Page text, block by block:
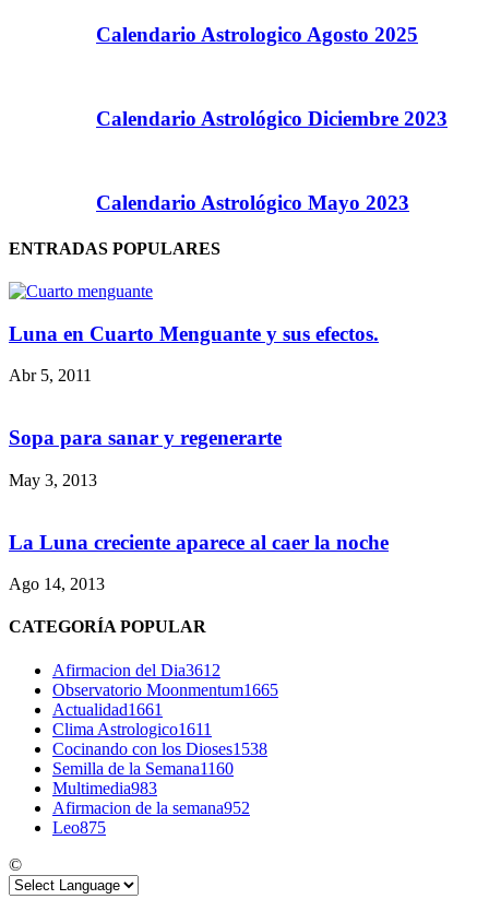
Calendario Astrologico Agosto 2025
Calendario Astrológico Diciembre 2023
Calendario Astrológico Mayo 2023
ENTRADAS POPULARES
Luna en Cuarto Menguante y sus efectos.
Abr 5, 2011
Sopa para sanar y regenerarte
May 3, 2013
La Luna creciente aparece al caer la noche
Ago 14, 2013
CATEGORÍA POPULAR
Afirmacion del Dia3612
Observatorio Moonmentum1665
Actualidad1661
Clima Astrologico1611
Cocinando con los Dioses1538
Semilla de la Semana1160
Multimedia983
Afirmacion de la semana952
Leo875
©